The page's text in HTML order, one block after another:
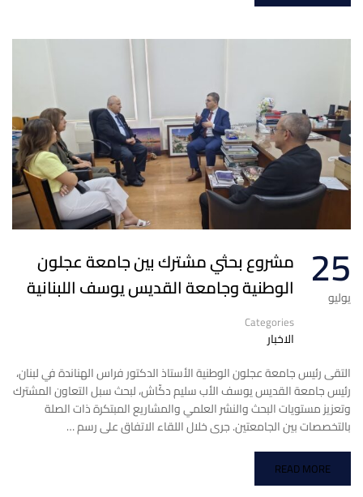
25
يوليو
مشروع بحثي مشترك بين جامعة عجلون
الوطنية وجامعة القديس يوسف اللبنانية
Categories
الاخبار
التقى رئيس جامعة عجلون الوطنية الأستاذ الدكتور فراس الهناندة في لبنان،
رئيس جامعة القديس يوسف الأب سليم دكّاش، لبحث سبل التعاون المشترك
وتعزيز مستويات البحث والنشر العلمي والمشاريع المبتكرة ذات الصلة
بالتخصصات بين الجامعتين. جرى خلال اللقاء الاتفاق على رسم …
READ MORE